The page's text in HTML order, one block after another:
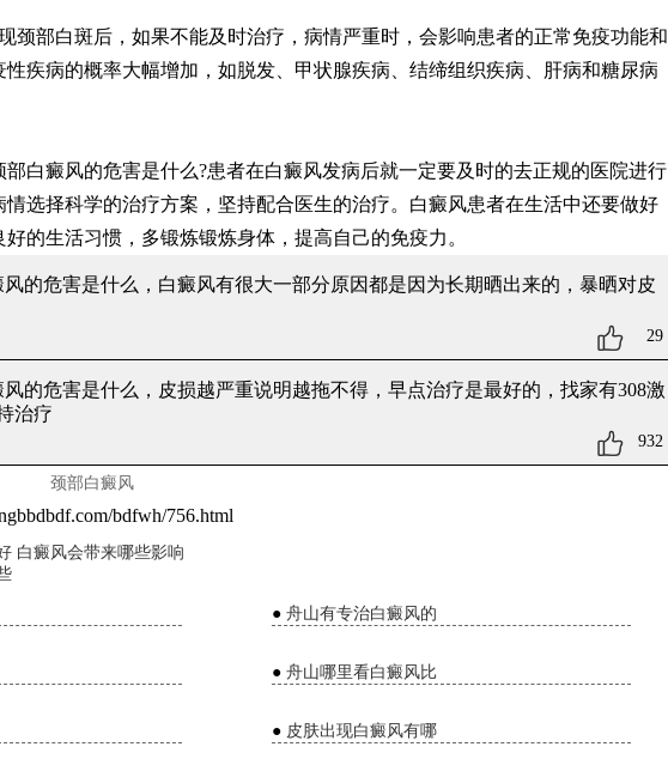
部白斑后，如果不能及时治疗，病情严重时，会影响患者的正常免疫功能和
疾病的概率大幅增加，如脱发、甲状腺疾病、结缔组织疾病、肝病和糖尿病
白癜风的危害是什么?患者在白癜风发病后就一定要及时的去正规的医院进行
选择科学的治疗方案，坚持配合医生的治疗。白癜风患者在生活中还要做好
的生活习惯，多锻炼锻炼身体，提高自己的免疫力。
风的危害是什么 ，白癜风有很大一部分原因都是因为长期晒出来的，暴晒对皮
29
风的危害是什么 ，皮损越严重说明越拖不得，早点治疗是最好的，找家有308激
治疗
932
颈部白癜风
bdfwh/756.html
白癜风会带来哪些影响
● 舟山有专治白癜风的
● 舟山哪里看白癜风比
● 皮肤出现白癜风有哪